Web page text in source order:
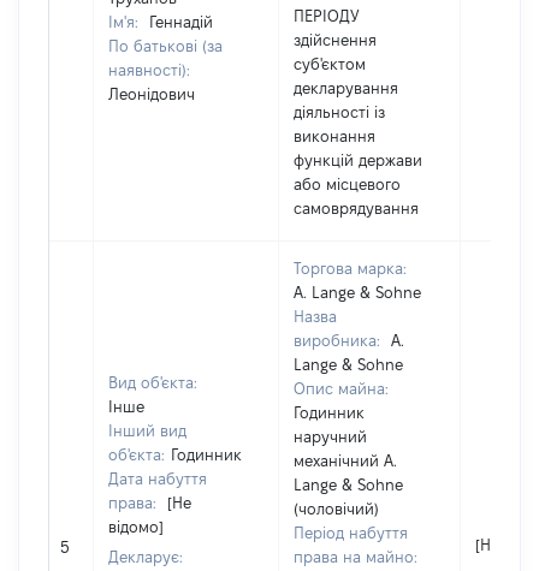
Ім'я:
Геннадій
По батькові (за
наявності):
Леонідович
ПЕРІОДУ
здійснення
суб'єктом
декларування
діяльності із
виконання
функцій держави
або місцевого
самоврядування
5
Вид об'єкта:
Інше
Інший вид
об'єкта: Годинник
Дата набуття
права:
[Не
відомо]
Декларує:
Торгова марка:
A. Lange & Sohne
Назва
виробника:
A.
Lange & Sohne
Опис майна:
Годинник
наручний
механічний A.
Lange & Sohne
(чоловічий)
Період набуття
права на майно:
[Не